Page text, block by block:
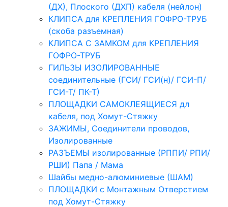
(ДХ), Плоского (ДХП) кабеля (нейлон)
КЛИПСА для КРЕПЛЕНИЯ ГОФРО-ТРУБ
(скоба разъемная)
КЛИПСА С ЗАМКОМ для КРЕПЛЕНИЯ
ГОФРО-ТРУБ
ГИЛЬЗЫ ИЗОЛИРОВАННЫЕ
соединительные (ГСИ/ ГСИ(н)/ ГСИ-П/
ГСИ-Т/ ПК-Т)
ПЛОЩАДКИ САМОКЛЕЯЩИЕСЯ дл
кабеля, под Хомут-Стяжку
ЗАЖИМЫ, Соединители проводов,
Изолированные
РАЗЪЕМЫ изолированные (РППИ/ РПИ/
РШИ) Папа / Мама
Шайбы медно-алюминиевые (ШАМ)
ПЛОЩАДКИ с Монтажным Отверстием
под Хомут-Стяжку